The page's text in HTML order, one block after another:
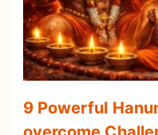
9 Powerful